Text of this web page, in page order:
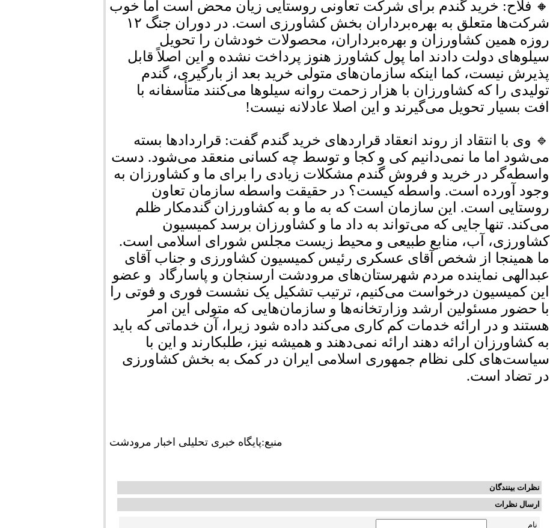
🔸 فلاح: خرید گندم برای شرکت تعاونی روستایی زیان محض است اما خوب
شرکت‌ها متعلق به بهره‌برداران بخش کشاورزی است. در دوران جنگ ۱۲
روزه همین کشاورزان و بهره‌برداران، محصولات خودشان را تحویل
سیلوهای دولت دادند اما پول کشاورز هنوز پرداخت نشده و این اصلاً قابل
پذیرش نیست، کما اینکه سازمان‌های متولی خرید بعد از بارگیری، گندم
تولیدی را که کشاورزان با هزار زحمت روانه سیلوها می‌کنند متأسفانه با
افت بسیار تحویل می‌گیرند و این اصلا عادلانه نیست!
🔹 وی با انتقاد از روند انعقاد قراردهای خرید گندم گفت: قراردادها بسته
می‌شود اما ما نمی‌دانیم کی و کجا و توسط چه کسانی منعقد می‌شود. دست
واسطه‌گر در خرید و فروش گندم مشکلات زیادی را برای ما و کشاورزان به
وجود آورده است. واسطه کیست؟ در حقیقت واسطه سازمان تعاون
روستایی است. این سازمان است که به ما و به کشاورزان گندمکار ظلم
می‌کند. تنها جایی که می‌تواند به داد ما و کشاورزان برسد کمیسیون
کشاورزی، آب، منابع طبیعی و محیط زیست مجلس شورای اسلامی است.
ما همینجا از شخص آقای عسکری رئیس کمیسیون کشاورزی و جناب آقای
عبدالهی نماینده مردم شهرستان‌های مرودشت ارسنجان و پاسارگاد و عضو
این کمیسیون درخواست می‌کنیم، ترتیب تشکیل یک نشست فوری و فوتی را
با حضور مسئولین ارشد وزارتخانه‌ها و سازمان‌هایی که متولی این امر
هستند و در ارائه خدمات کم کاری می‌کند داده شود زیرا، آن خدماتی که باید
به کشاورزان ارائه دهند ارائه نمی‌دهند و همیشه نیز، طلبکارند و این با
سیاست‌های کلی نظام‌ جمهوری اسلامی ایران در کمک به بخش کشاورزی
در تضاد است.
منبع:پايگاه خبری تحلیلی اخبار مرودشت
نظرات بینندگان
ارسال نظرات
نام